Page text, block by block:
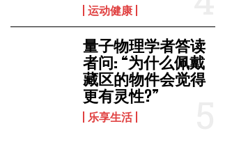
运动健康
量子物理学者答读
者问: “为什么佩戴
藏区的物件会觉得
更有灵性?”
乐享生活